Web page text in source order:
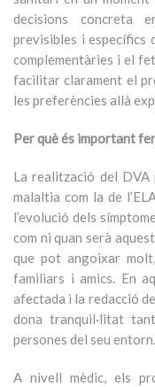
decisions concreta
previsibles i específics
complementàries i el
facilitar clarament el
les preferències allà
Per què és important
La realització del
malaltia com la de
l’evolució dels
com ni quan serà
que pot angoixar
familiars i amics. En
afectada i la redacció
dona tranquil·litat
persones del seu entorn.
A nivell mèdic, els